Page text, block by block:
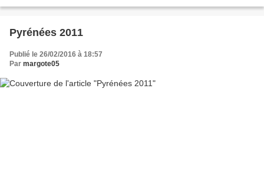
Pyrénées 2011
Publié le 26/02/2016 à 18:57
Par margote05